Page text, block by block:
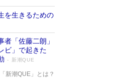
を生きるための
者「佐藤二朗」
ビ」で起きた
新潮QUE
「新潮QUE」とは？